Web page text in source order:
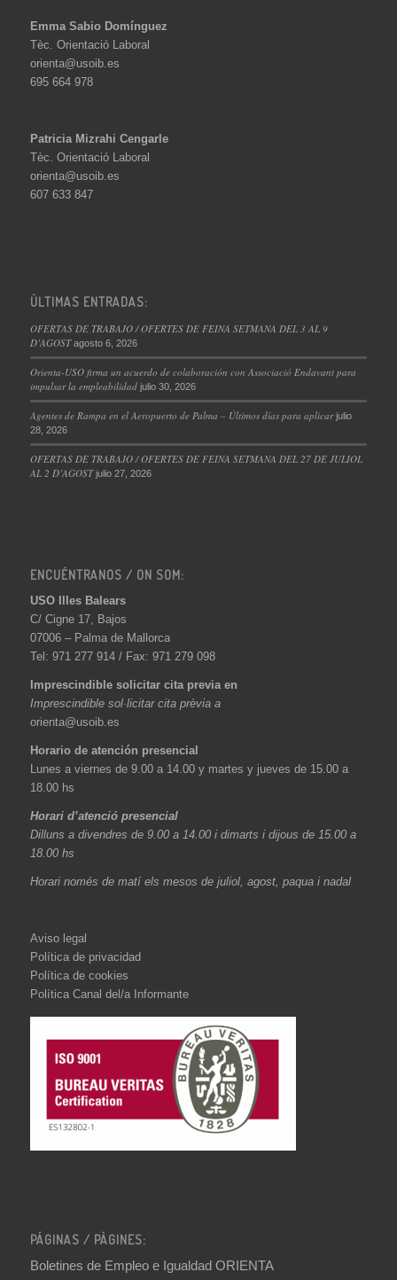
Emma Sabio Domínguez
Tèc. Orientació Laboral
orienta@usoib.es
695 664 978
Patricia Mizrahi Cengarle
Tèc. Orientació Laboral
orienta@usoib.es
607 633 847
ÚLTIMAS ENTRADAS:
OFERTAS DE TRABAJO / OFERTES DE FEINA SETMANA DEL 3 AL 9
D’AGOST agosto 6, 2026
Orienta-USO firma un acuerdo de colaboración con Associació Endavant para
impulsar la empleabilidad julio 30, 2026
Agentes de Rampa en el Aeropuerto de Palma – Últimos días para aplicar julio
28, 2026
OFERTAS DE TRABAJO / OFERTES DE FEINA SETMANA DEL 27 DE JULIOL
AL 2 D’AGOST julio 27, 2026
ENCUÉNTRANOS / ON SOM:
USO Illes Balears
C/ Cigne 17, Bajos
07006 – Palma de Mallorca
Tel: 971 277 914 / Fax: 971 279 098
Imprescindible solicitar cita previa en
Imprescindible sol·licitar cita prèvia a
orienta@usoib.es
Horario de atención presencial
Lunes a viernes de 9.00 a 14.00 y martes y jueves de 15.00 a
18.00 hs
Horari d’atenció presencial
Dilluns a divendres de 9.00 a 14.00 i dimarts i dijous de 15.00 a
18.00 hs
Horari només de matí els mesos de juliol, agost, paqua i nadal
Aviso legal
Política de privacidad
Política de cookies
Política Canal del/a Informante
PÁGINAS / PÀGINES:
Boletines de Empleo e Igualdad ORIENTA